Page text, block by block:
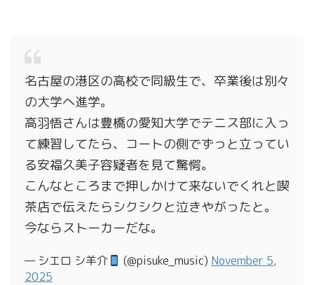
名古屋の港区の高校で同級生で、卒業後は別々
の大学へ進学。
高羽悟さんは豊橋の愛知大学でテニス部に入っ
て練習してたら、コートの側でずっと立ってい
る安福久美子容疑者を見て驚愕。
こんなところまで押しかけて来ないでくれと喫
茶店で伝えたらシクシクと泣きやがったと。
今ならストーカーだな。
— シエロ シ羊介 (@pisuke_music) November 5,
2025